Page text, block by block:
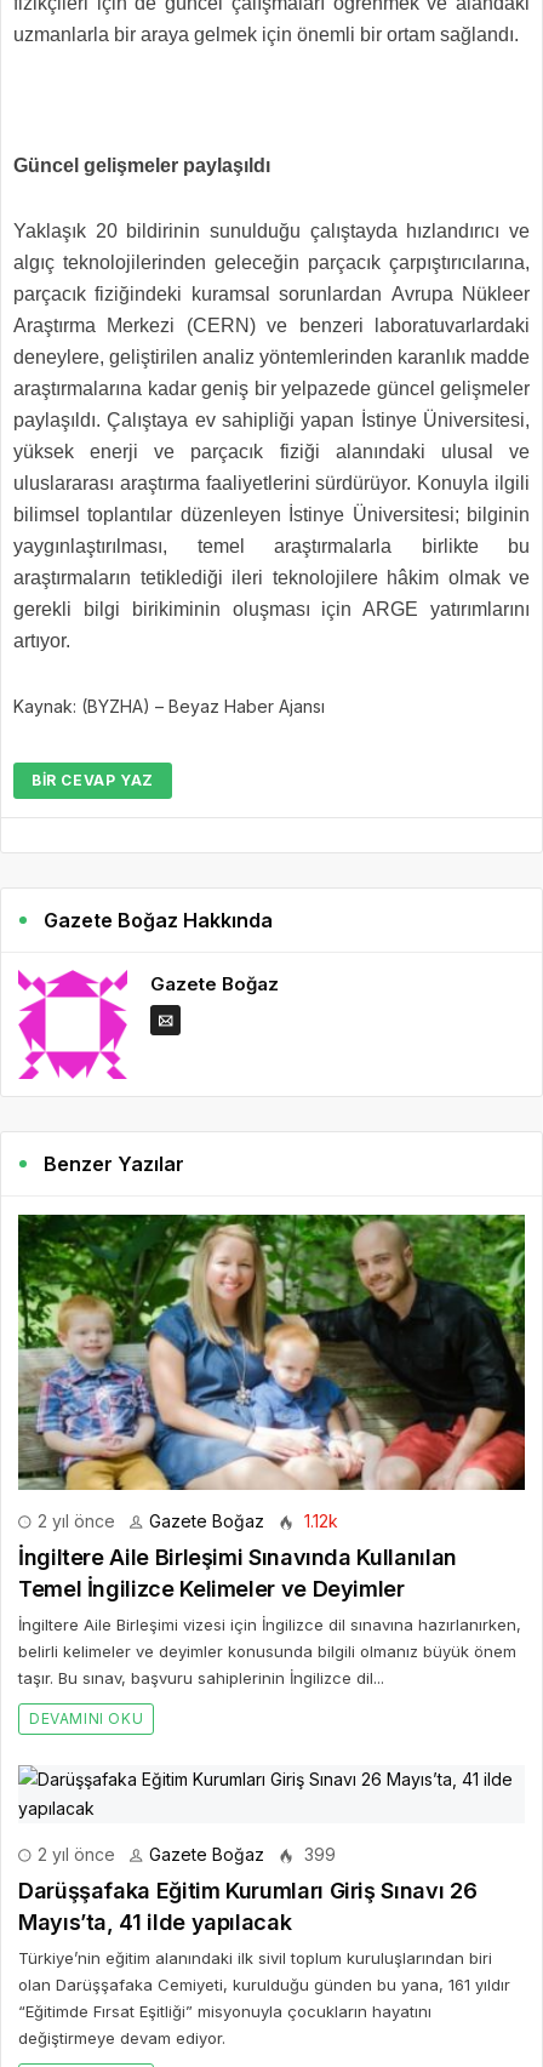
uzmanlarla bir araya gelmek için önemli bir ortam sağlandı.
Güncel gelişmeler paylaşıldı
Yaklaşık 20 bildirinin sunulduğu çalıştayda hızlandırıcı ve
algıç teknolojilerinden geleceğin parçacık çarpıştırıcılarına,
parçacık fiziğindeki kuramsal sorunlardan Avrupa Nükleer
Araştırma Merkezi (CERN) ve benzeri laboratuvarlardaki
deneylere, geliştirilen analiz yöntemlerinden karanlık madde
araştırmalarına kadar geniş bir yelpazede güncel gelişmeler
paylaşıldı. Çalıştaya ev sahipliği yapan İstinye Üniversitesi,
yüksek enerji ve parçacık fiziği alanındaki ulusal ve
uluslararası araştırma faaliyetlerini sürdürüyor. Konuyla ilgili
bilimsel toplantılar düzenleyen İstinye Üniversitesi; bilginin
yaygınlaştırılması, temel araştırmalarla birlikte bu
araştırmaların tetiklediği ileri teknolojilere hâkim olmak ve
gerekli bilgi birikiminin oluşması için ARGE yatırımlarını
artıyor.
Kaynak: (BYZHA) – Beyaz Haber Ajansı
BIR CEVAP YAZ
Gazete Boğaz Hakkında
Gazete Boğaz
Benzer Yazılar
2 yıl önce Gazete Boğaz 1.12k
İngiltere Aile Birleşimi Sınavında Kullanılan
Temel İngilizce Kelimeler ve Deyimler
İngiltere Aile Birleşimi vizesi için İngilizce dil sınavına hazırlanırken,
belirli kelimeler ve deyimler konusunda bilgili olmanız büyük önem
taşır. Bu sınav, başvuru sahiplerinin İngilizce dil...
DEVAMINI OKU
2 yıl önce Gazete Boğaz 399
Darüşşafaka Eğitim Kurumları Giriş Sınavı 26
Mayıs’ta, 41 ilde yapılacak
Türkiye’nin eğitim alanındaki ilk sivil toplum kuruluşlarından biri
olan Darüşşafaka Cemiyeti, kurulduğu günden bu yana, 161 yıldır
“Eğitimde Fırsat Eşitliği” misyonuyla çocukların hayatını
değiştirmeye devam ediyor.